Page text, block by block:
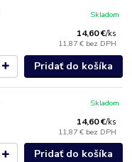
14,60 €/ks
11,87 € bez DPH
Skladom
Pridať do košíka
14,60 €/ks
11,87 € bez DPH
Skladom
Pridať do košíka